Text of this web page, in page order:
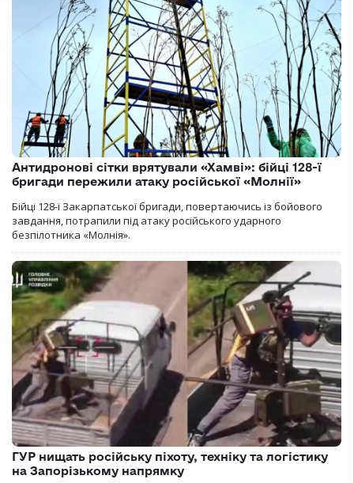
Антидронові сітки врятували «Хамві»: бійці 128-ї
бригади пережили атаку російської «Молнії»
Бійці 128-ї Закарпатської бригади, повертаючись із бойового
завдання, потрапили під атаку російського ударного
безпілотника «Молнія».
ГУР нищать російську піхоту, техніку та логістику
на Запорізькому напрямку